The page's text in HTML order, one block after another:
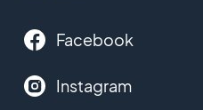
Facebook
Instagram